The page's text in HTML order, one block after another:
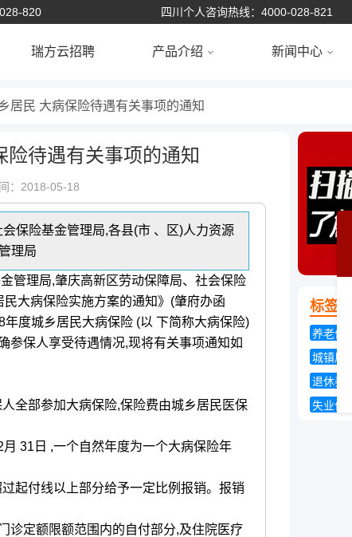
820 四川个人咨询热线：4000-028-821
瑞方云招聘 产品介绍 新闻中心
民 大病保险待遇有关事项的通知
待遇有关事项的通知
：2018-05-18
保险基金管理局,各县(市 、区)人力资源
理局
理局,肇庆高新区劳动保障局、社会保险
大病保险实施方案的通知》(肇府办函
度城乡居民大病保险 (以 下简称大病保险)
参保人享受待遇情况,现将有关事项通知如
全部参加大病保险,保险费由城乡居民医保
31日 ,一个自然年度为一个大病保险年
起付线以上部分给予一定比例报销。报销
定额限额范围内的自付部分,及住院医疗
标签云
养老保
城镇居
退休养
失业保